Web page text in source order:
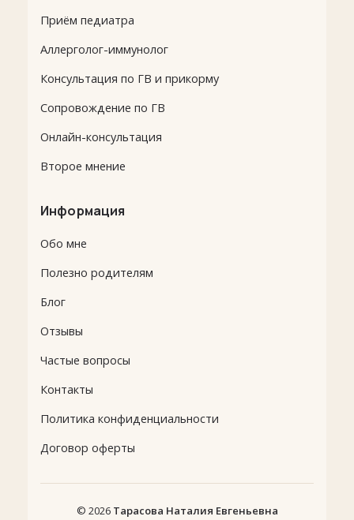
Приём педиатра
Аллерголог-иммунолог
Консультация по ГВ и прикорму
Сопровождение по ГВ
Онлайн-консультация
Второе мнение
Информация
Обо мне
Полезно родителям
Блог
Отзывы
Частые вопросы
Контакты
Политика конфиденциальности
Договор оферты
© 2026 Тарасова Наталия Евгеньевна